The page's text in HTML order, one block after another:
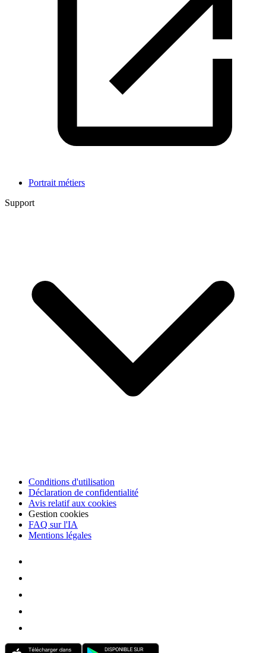
Portrait métiers
Support
Conditions d'utilisation
Déclaration de confidentialité
Avis relatif aux cookies
Gestion cookies
FAQ sur l'IA
Mentions légales